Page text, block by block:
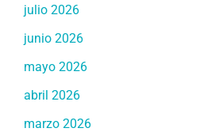
julio 2026
junio 2026
mayo 2026
abril 2026
marzo 2026